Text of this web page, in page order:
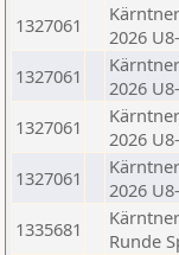
1327061
2026
1327061
2026
1327061
2026
1327061
2026
1335681
Runde